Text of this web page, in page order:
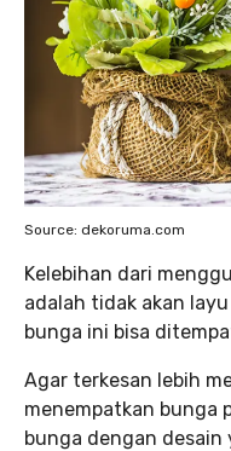
Source: dekoruma.com
Kelebihan dari
adalah tidak akan
bunga ini bisa
Agar terkesan lebih
menempatkan bunga
bunga dengan desain